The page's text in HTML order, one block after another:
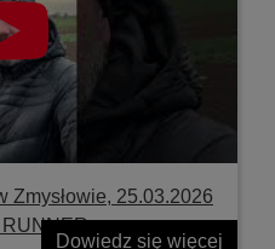
Zmysłowie, 25.03.2026
RUNNER
Dowiedz się więcej